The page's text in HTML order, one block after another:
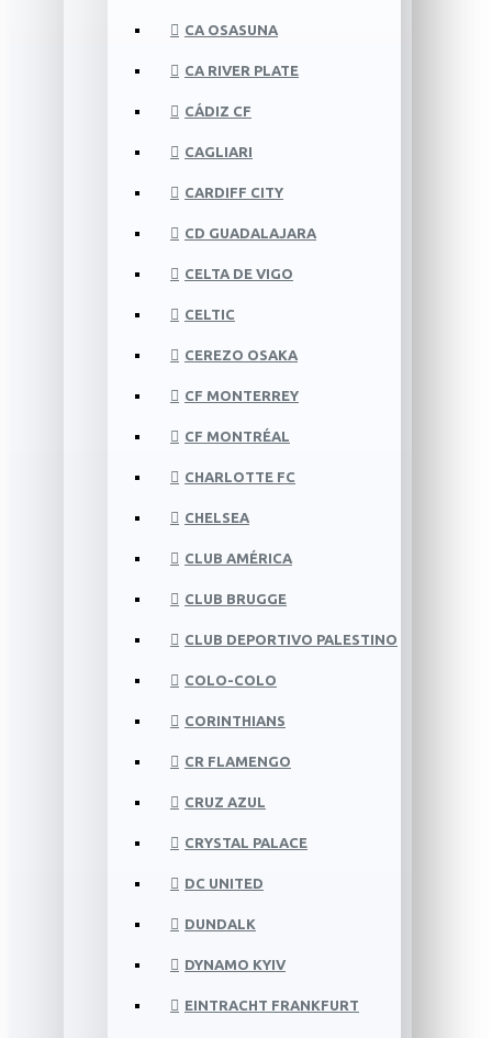
CA OSASUNA
CA RIVER PLATE
CÁDIZ CF
CAGLIARI
CARDIFF CITY
CD GUADALAJARA
CELTA DE VIGO
CELTIC
CEREZO OSAKA
CF MONTERREY
CF MONTRÉAL
CHARLOTTE FC
CHELSEA
CLUB AMÉRICA
CLUB BRUGGE
CLUB DEPORTIVO PALESTINO
COLO-COLO
CORINTHIANS
CR FLAMENGO
CRUZ AZUL
CRYSTAL PALACE
DC UNITED
DUNDALK
DYNAMO KYIV
EINTRACHT FRANKFURT